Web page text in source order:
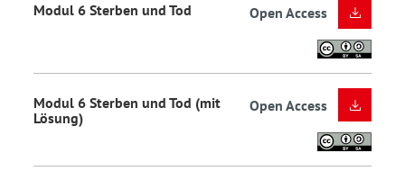
Modul 6 Sterben und Tod Open Access
Modul 6 Sterben und Tod (mit
Lösung)
Open Access